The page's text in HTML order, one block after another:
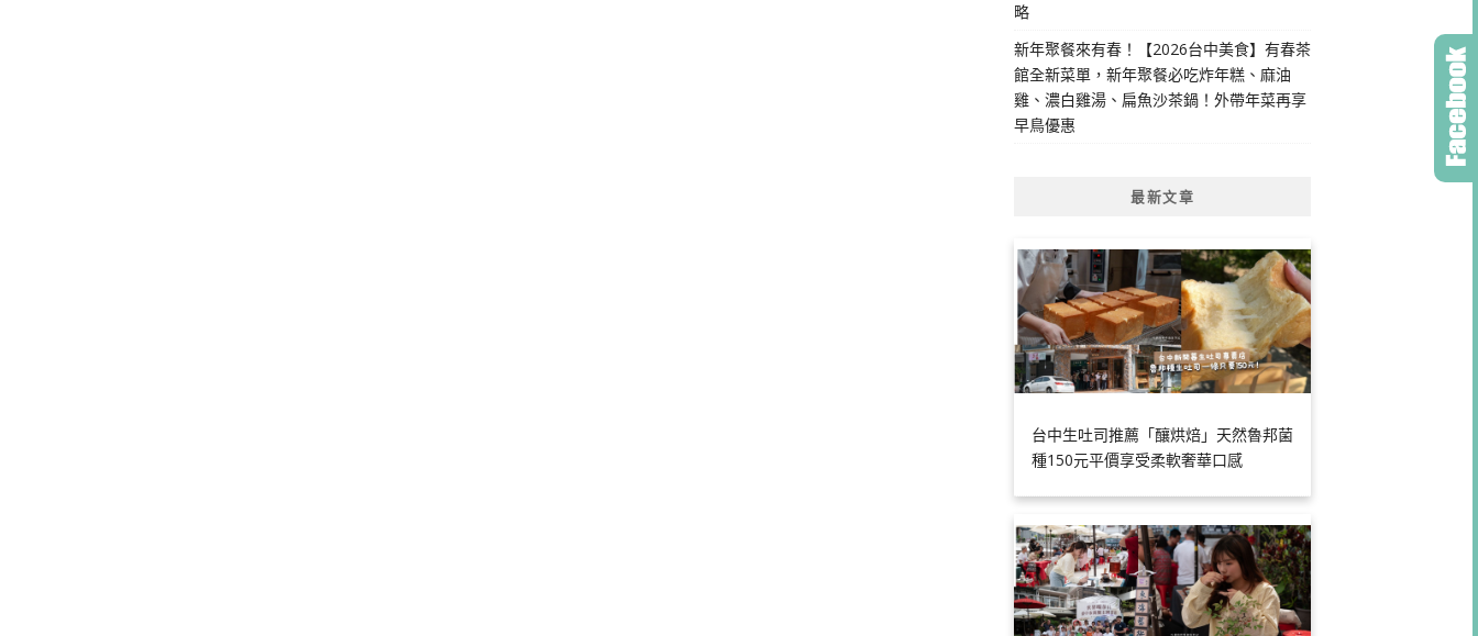
略
新年聚餐來有春！【2026台中美食】有春茶
館全新菜單，新年聚餐必吃炸年糕、麻油
雞、濃白雞湯、扁魚沙茶鍋！外帶年菜再享
早鳥優惠
最新文章
台中生吐司推薦「釀烘焙」天然魯邦菌
種150元平價享受柔軟奢華口感